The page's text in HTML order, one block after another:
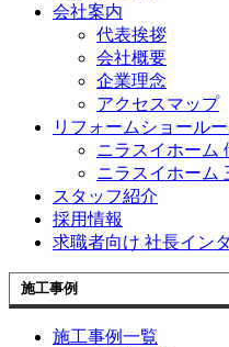
会社案内
代表挨拶
会社概要
企業理念
アクセスマップ
リフォームショール
ニラスイホーム
ニラスイホーム
スタッフ紹介
採用情報
求職者向け 社長イン
施工事例
施工事例一覧